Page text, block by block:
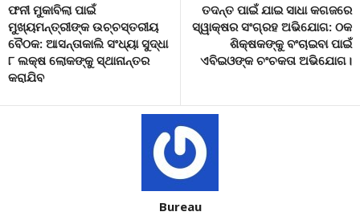
ଫନୀ ମୁକାବିଲା ପାଇଁ
ମୁଖ୍ୟମନ୍ତ୍ରୀଙ୍କ ଉଚ୍ଚସ୍ତରୀୟ
ବୈଠକ: ଆସନ୍ତାକାଲି ସଂଧ୍ୟା ସୁଦ୍ଧା
୮ ଲକ୍ଷ ଲୋକଙ୍କୁ ସ୍ଥାନାନ୍ତର
କରାଯିବ
ତଦନ୍ତ ପାଇଁ ଯାଇ ସାଧା କଗଜରେ
ସ୍ୱାକ୍ଷର ସଂଗ୍ରହ ଅଭିଯୋଗ: ଠକ
ଶିକ୍ଷକଙ୍କୁ ବଂଚାଇବା ପାଇଁ
ଏବିଇଓଙ୍କ ଚଂଚକତା ଅଭିଯୋଗ।
Bureau